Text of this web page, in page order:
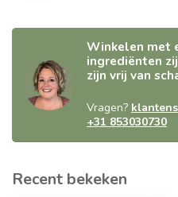
Winkelen met
ingrediënten
zijn vrij van
Vragen?
+31 853030730
Recent bekeken